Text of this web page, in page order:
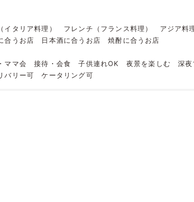
イタリア料理） フレンチ（フランス料理） アジア料
合うお店 日本酒に合うお店
焼酎に合うお店
ママ会 接待・会食 子供連れOK 夜景を楽しむ 深
バリー可 ケータリング可